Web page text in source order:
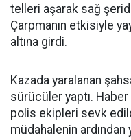
telleri aşarak sağ
Çarpmanın etkisiyle
altına girdi.
Kazada yaralanan
sürücüler yaptı.
polis ekipleri sevk
müdahalenin ardından